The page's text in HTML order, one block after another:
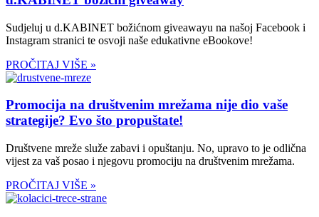
Sudjeluj u d.KABINET božićnom giveawayu na našoj Facebook i
Instagram stranici te osvoji naše edukativne eBookove!
PROČITAJ VIŠE »
Promocija na društvenim mrežama nije dio vaše
strategije? Evo što propuštate!
Društvene mreže služe zabavi i opuštanju. No, upravo to je odlična
vijest za vaš posao i njegovu promociju na društvenim mrežama.
PROČITAJ VIŠE »